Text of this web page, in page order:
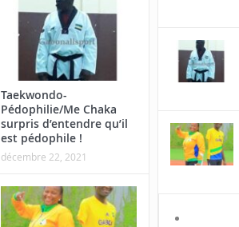
Taekwondo-
Pédophilie/Me Chaka
surpris d’entendre qu’il
est pédophile !
décembre 22, 2021